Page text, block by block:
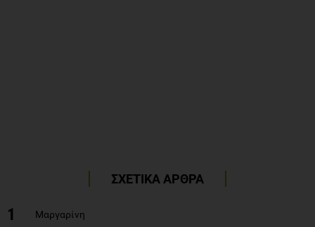
ΣΧΕΤΙΚΑ ΑΡΘΡΑ
1 Μαργαρίνη